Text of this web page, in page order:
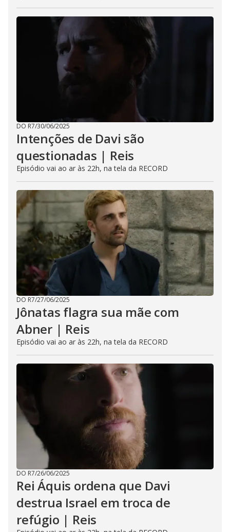
DO R7/30/06/2025
Intenções de Davi são
questionadas | Reis
Episódio vai ao ar às 22h, na tela da RECORD
DO R7/27/06/2025
Jônatas flagra sua mãe com
Abner | Reis
Episódio vai ao ar às 22h, na tela da RECORD
DO R7/26/06/2025
Rei Áquis ordena que Davi
destrua Israel em troca de
refúgio | Reis